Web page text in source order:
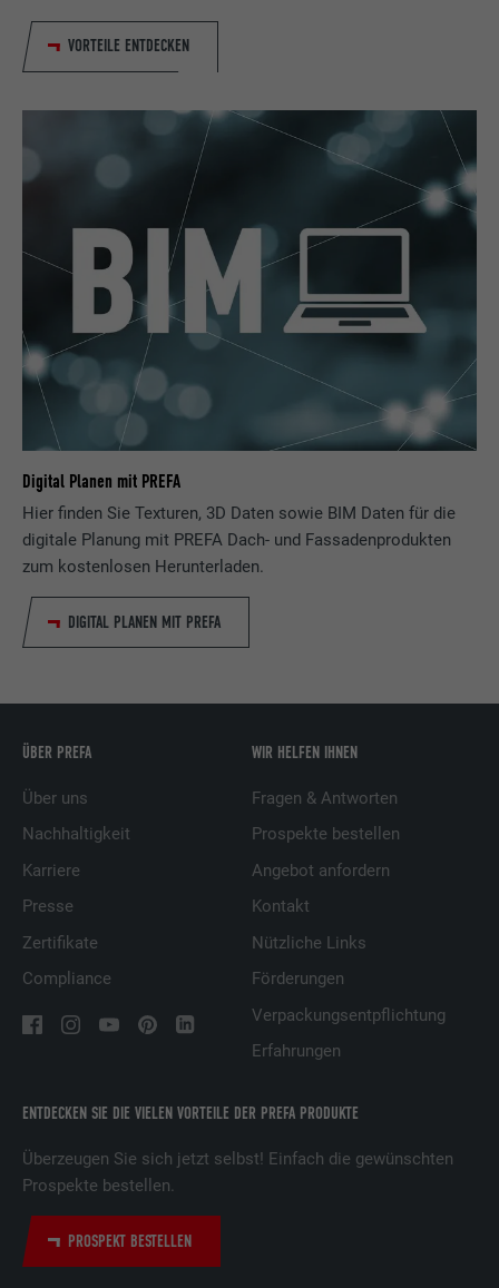
VORTEILE ENTDECKEN
Digital Planen mit PREFA
Hier finden Sie Texturen, 3D Daten sowie BIM Daten für die
digitale Planung mit PREFA Dach- und Fassadenprodukten
zum kostenlosen Herunterladen.
DIGITAL PLANEN MIT PREFA
ENTDECKEN SIE DIE VIELEN VORTEILE DER PREFA PRODUKTE
Überzeugen Sie sich jetzt selbst! Einfach die gewünschten
Prospekte bestellen.
PROSPEKT BESTELLEN
ÜBER PREFA
Über uns
Nachhaltigkeit
Karriere
Presse
Zertifikate
Compliance
WIR HELFEN IHNEN
Fragen & Antworten
Prospekte bestellen
Angebot anfordern
Kontakt
Nützliche Links
Förderungen
Verpackungsentpflichtung
Erfahrungen